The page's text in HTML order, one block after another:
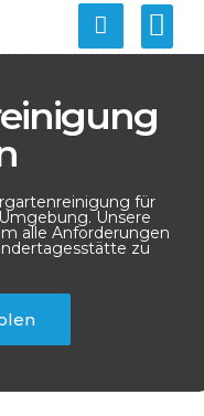
für
Unsere
alle Anforderungen
zu